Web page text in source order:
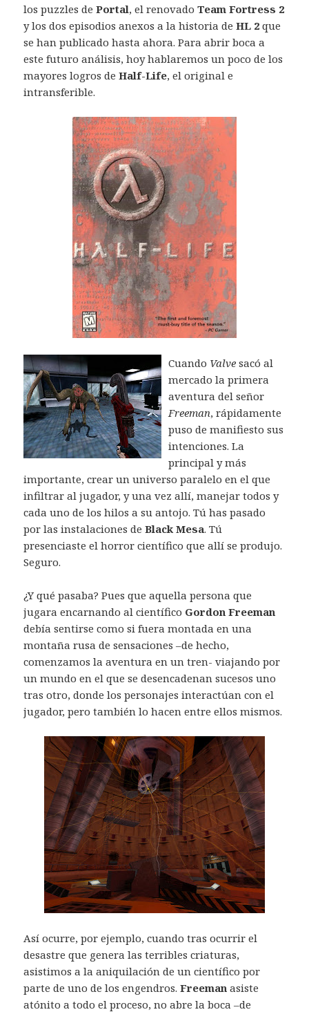
los puzzles dePortal, el renovadoTeam Fortress 2
y los dos episodios anexos a la historia deHL 2 que
se han publicado hasta ahora. Para abrir boca a
este futuro análisis, hoy hablaremos un poco de los
mayores logros deHalf-Life, el original e
intransferible.
Cuando Valve sacó al
mercado la primera
aventura del señor
Freeman, rápidamente
puso de manifiesto sus
intenciones. La
principal y más
importante, crear un universo paralelo en el que
infiltrar al jugador, y una vez allí, manejar todos y
cada uno de los hilos a su antojo. Tú has pasado
por las instalaciones deBlack Mesa. Tú
presenciaste el horror científico que allí se produjo.
Seguro.
¿Y qué pasaba? Pues que aquella persona que
jugara encarnando al científico Gordon Freeman
debía sentirse como si fuera montada en una
montaña rusa de sensaciones –de hecho,
comenzamos la aventura en un tren- viajando por
un mundo en el que se desencadenan sucesos uno
tras otro, donde los personajes interactúan con el
jugador, pero también lo hacen entre ellos mismos.
Así ocurre, por ejemplo, cuando tras ocurrir el
desastre que genera las terribles criaturas,
asistimos a la aniquilación de un científico por
parte de uno de los engendros.Freeman asiste
atónito a todo el proceso, no abre la boca –de